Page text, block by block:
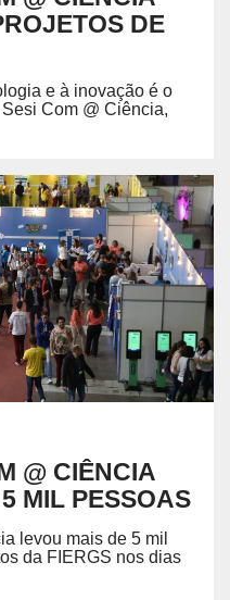
DE
e à inovação é o
Com @ Ciência,
@ CIÊNCIA
MIL PESSOAS
levou mais de 5 mil
da FIERGS nos dias